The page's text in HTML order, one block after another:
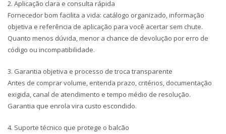
2. Aplicação clara e consulta rápida
Fornecedor bom facilita a vida: catálogo organizado, informação
objetiva e referência de aplicação para você acertar sem chute.
Quanto menos dúvida, menor a chance de devolução por erro de
código ou incompatibilidade.
3. Garantia objetiva e processo de troca transparente
Antes de comprar volume, entenda prazo, critérios, documentação
exigida, canal de atendimento e tempo médio de resolução.
Garantia que enrola vira custo escondido.
4. Suporte técnico que protege o balcão